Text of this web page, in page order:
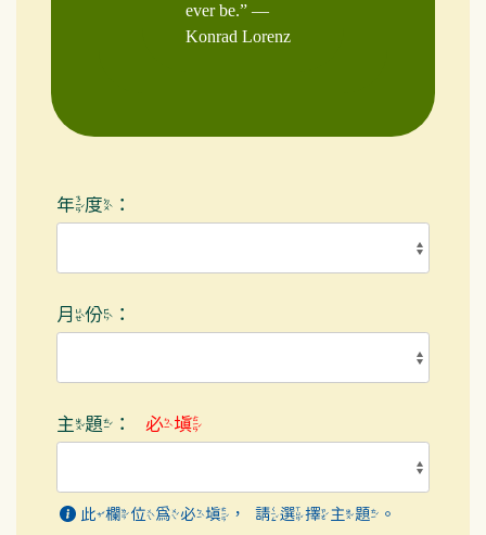
ever be.” —
Konrad Lorenz
年度：
月份：
主題： 必填
此欄位為必填，請選擇主題。